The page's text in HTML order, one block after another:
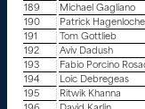
189
Michael Gagliano
190
Patrick
191
Tom Gottlieb
192
Aviv Dadush
193
Fabio Porcino
194
Loic Debregeas
195
Ritwik Khanna